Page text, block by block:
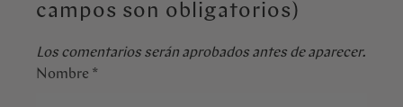
campos son obligatorios)
Los comentarios serán aprobados antes de aparecer.
Nombre *